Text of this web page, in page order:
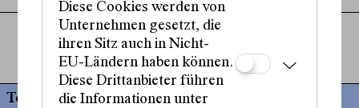
mehr anzeigen
Termine
Diese Cookies werden von
Unternehmen gesetzt, die
ihren Sitz auch in Nicht-
EU-Ländern haben können.
Diese Drittanbieter führen
die Informationen unter